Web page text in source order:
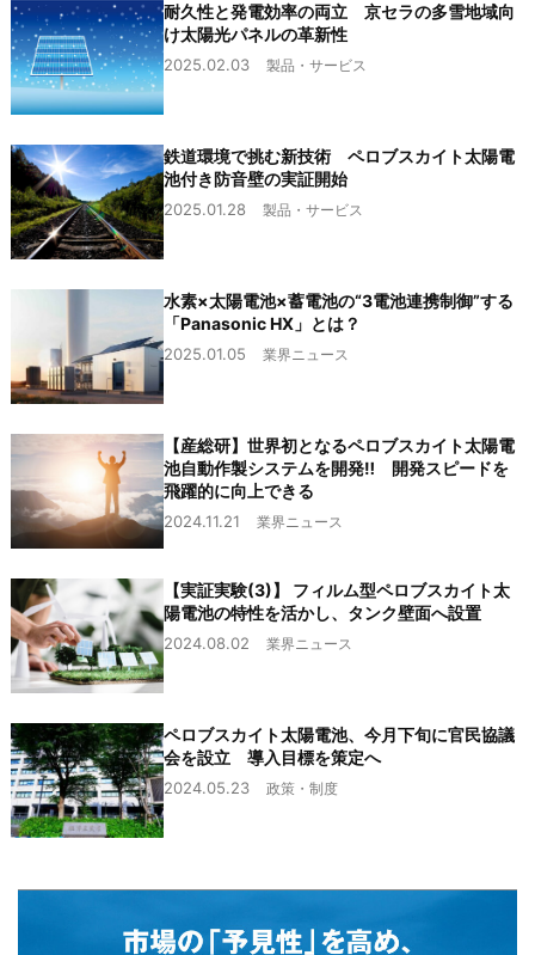
耐久性と発電効率の両立 京セラの多雪地域向
け太陽光パネルの革新性
2025.02.03 製品・サービス
鉄道環境で挑む新技術 ペロブスカイト太陽電
池付き防音壁の実証開始
2025.01.28 製品・サービス
水素×太陽電池×蓄電池の“3電池連携制御”する
「Panasonic HX」とは？
2025.01.05 業界ニュース
【産総研】世界初となるペロブスカイト太陽電
池自動作製システムを開発‼ 開発スピードを
飛躍的に向上できる
2024.11.21 業界ニュース
【実証実験(3)】 フィルム型ペロブスカイト太
陽電池の特性を活かし、タンク壁面へ設置
2024.08.02 業界ニュース
ペロブスカイト太陽電池、今月下旬に官民協議
会を設立 導入目標を策定へ
2024.05.23 政策・制度